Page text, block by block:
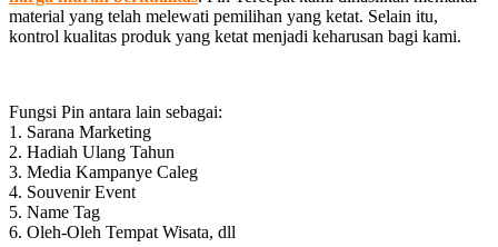
material yang telah melewati pemilihan yang ketat. Selain itu,
kontrol kualitas produk yang ketat menjadi keharusan bagi kami.
Fungsi Pin antara lain sebagai:
1. Sarana Marketing
2. Hadiah Ulang Tahun
3. Media Kampanye Caleg
4. Souvenir Event
5. Name Tag
6. Oleh-Oleh Tempat Wisata, dll